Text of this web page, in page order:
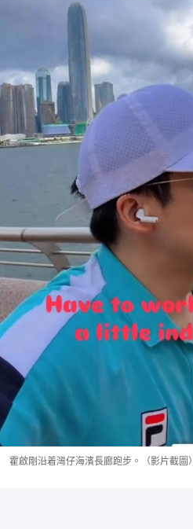
霍啟剛沿着灣仔海濱長廊跑步。（影片截圖）